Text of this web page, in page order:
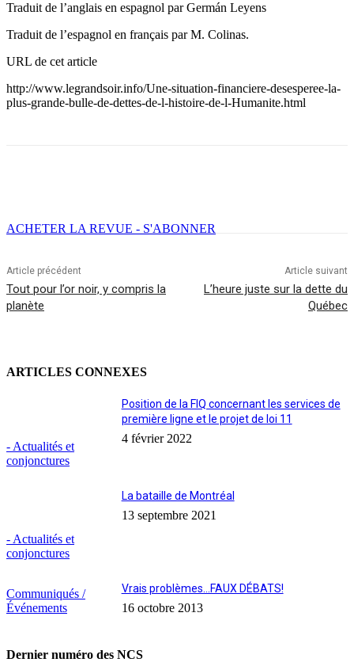
Traduit de l’anglais en espagnol par Germán Leyens
Traduit de l’espagnol en français par M. Colinas.
URL de cet article
http://www.legrandsoir.info/Une-situation-financiere-desesperee-la-
plus-grande-bulle-de-dettes-de-l-histoire-de-l-Humanite.html
ACHETER LA REVUE - S'ABONNER
Article précédent
Tout pour l’or noir, y compris la
planète
Article suivant
L’heure juste sur la dette du
Québec
ARTICLES CONNEXES
- Actualités et
conjonctures
Position de la FIQ concernant les services de
première ligne et le projet de loi 11
4 février 2022
- Actualités et
conjonctures
La bataille de Montréal
13 septembre 2021
Communiqués /
Événements
Vrais problèmes…FAUX DÉBATS!
16 octobre 2013
Dernier numéro des NCS